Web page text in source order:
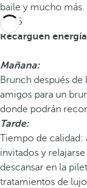
baile y mucho más.
Día 5
Recarguen
Mañana:
Brunch después
amigos para un
donde podrán
Tarde:
Tiempo de calidad:
invitados y
descansar en la
tratamientos de